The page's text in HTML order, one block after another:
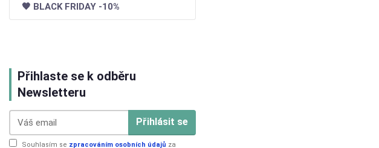
🖤 BLACK FRIDAY -10%
Přihlaste se k odběru
Newsletteru
Přihlásit se
Souhlasím se zpracováním osobních údajů za